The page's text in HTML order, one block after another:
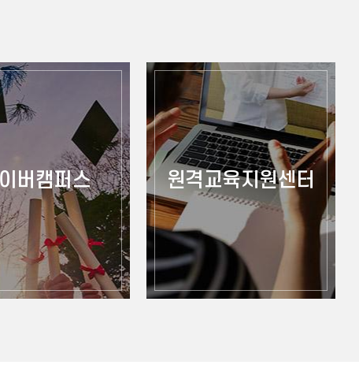
버캠퍼스 원격교육지원센터